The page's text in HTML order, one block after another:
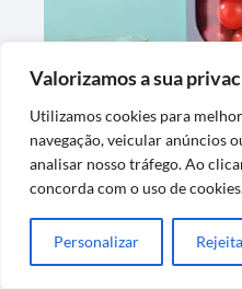
Valorizamos a sua
Utilizamos cookies para
navegação, veicular anúncios
analisar nosso tráfego. Ao
concorda com o uso de
Personalizar
Liquidificador